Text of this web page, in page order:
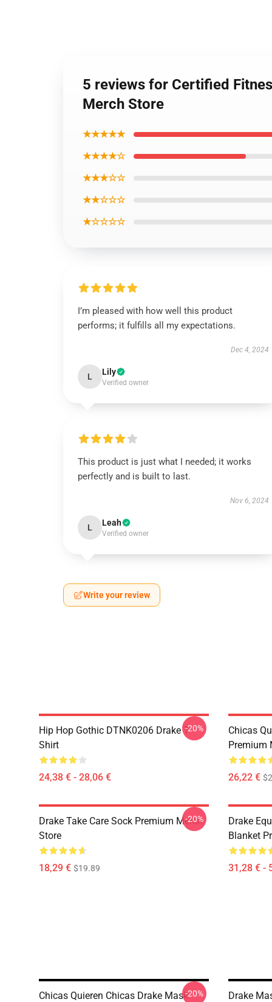
5 reviews for Certified
Merch Store
★★★★★
★★★★☆
★★★☆☆
★★☆☆☆
★☆☆☆☆
I’m pleased with how well this product
performs; it fulfills all my expectations.
Dec 4, 2024
L Lily
Verified owner
This product is just what I needed; it works
perfectly and is built to last.
Nov 6, 2024
L Leah
Verified owner
Write your review
Hip Hop Gothic DTNK0206 Drake T-
Shirt
24,38 € - 28,06 €
-20%
Chicas
Premium
26,22 €
Drake Take Care Sock Premium Merch
Store
18,29 € $19.89
-20%
Drake
Blanket
31,28 € -
Chicas Quieren Chicas Drake Mask-20% Drake